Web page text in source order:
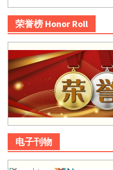
荣誉榜 Honor Roll
电子刊物